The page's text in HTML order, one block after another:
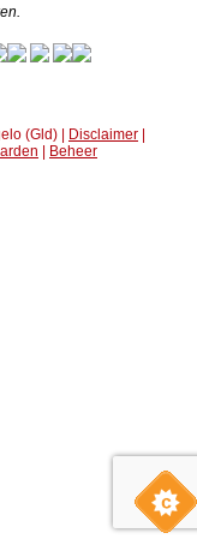
(Gld) | Disclaimer |
| Beheer